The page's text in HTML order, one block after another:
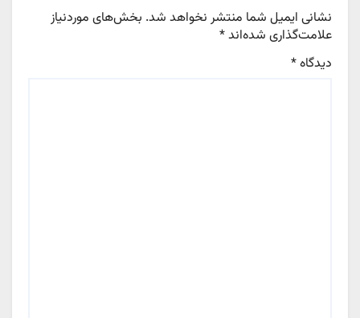
نشانی ایمیل شما منتشر نخواهد شد. بخش‌های موردنیاز
علامت‌گذاری شده‌اند*
دیدگاه*